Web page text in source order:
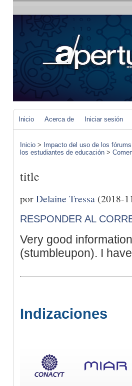
Inicio Acerca de Iniciar sesión
Inicio > Impacto del uso de los
los estudiantes de educación >
title
porDelaine Tressa (2018-
RESPONDER AL
Very good
(stumbleupon). I
Indizaciones